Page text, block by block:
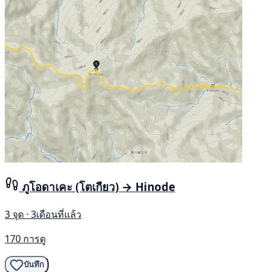
ภูโอดาเคะ (โตเกียว) → Hinode
3 จุด · 3เดือนที่แล้ว
170 การดู
บันทึก